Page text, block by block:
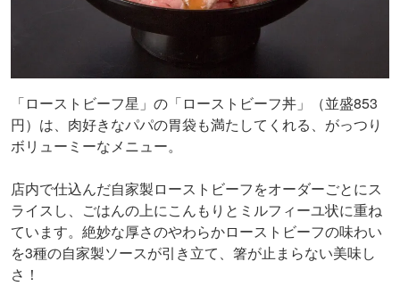
「ローストビーフ星」の「ローストビーフ丼」（並盛853
円）は、肉好きなパパの胃袋も満たしてくれる、がっつり
ボリューミーなメニュー。
店内で仕込んだ自家製ローストビーフをオーダーごとにス
ライスし、ごはんの上にこんもりとミルフィーユ状に重ね
ています。絶妙な厚さのやわらかローストビーフの味わい
を3種の自家製ソースが引き立て、箸が止まらない美味し
さ！